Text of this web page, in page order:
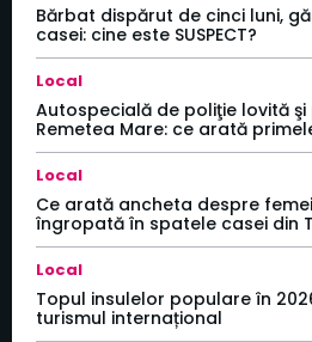
Bărbat dispărut de cinci luni,
casei: cine este SUSPECT?
Local
Autospecială de poliţie lovită
Remetea Mare: ce arată
Local
Ce arată ancheta despre
îngropată în spatele casei din
Local
Topul insulelor populare în
turismul internațional